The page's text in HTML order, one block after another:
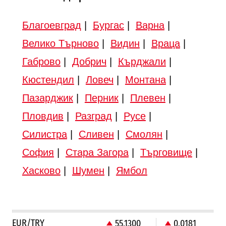
Благоевград Бургас| Варна|
Велико Търново| Видин Враца|
Габрово| Добрич Кърджали
Кюстендил
Ловеч Монтана|
Пазарджик| Перник| Плевен
Пловдив
Разград Русе|
Силистра| Сливен Смолян
София
Стара Загора| Търговище|
Хасково| Шумен Ямбол
EUR/TRY 55.1300 0.0181